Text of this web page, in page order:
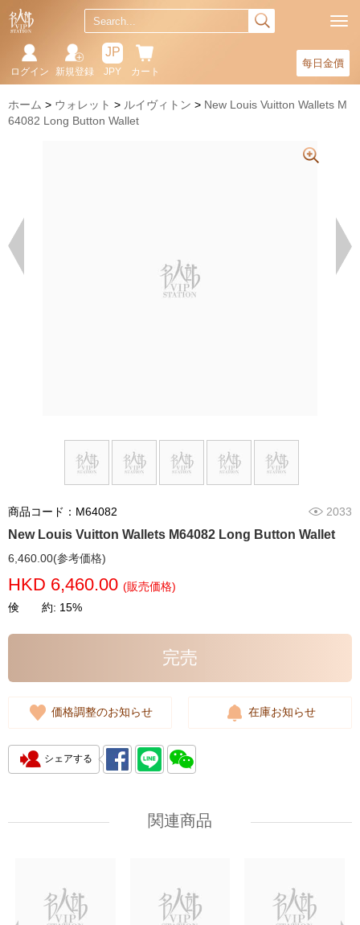
每日金價
カート
JP
JPY
新規登録
ログイン
ホーム ウォレット ルイヴィトン
New Louis Vuitton Wallets M
64082 Long Button Wallet
商品コード：M64082 2033
New Louis Vuitton Wallets M64082 Long Button Wallet
6,460.00(参考価格)
HKD 6,460.00 (販売価格)
倹 約: 15%
完売
価格調整のお知らせ 在庫お知らせ
シェアする
関連商品